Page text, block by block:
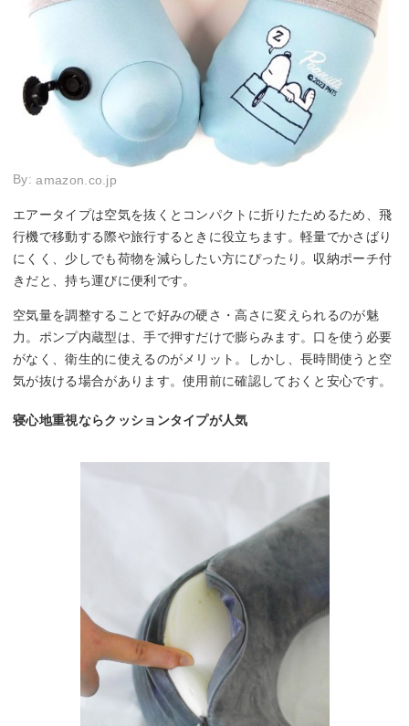
By:amazon.co.jp
エアータイプは空気を抜くとコンパクトに折りたためるため、飛
行機で移動する際や旅行するときに役立ちます。軽量でかさばり
にくく、少しでも荷物を減らしたい方にぴったり。収納ポーチ付
きだと、持ち運びに便利です。
空気量を調整することで好みの硬さ・高さに変えられるのが魅
力。ポンプ内蔵型は、手で押すだけで膨らみます。口を使う必要
がなく、衛生的に使えるのがメリット。しかし、長時間使うと空
気が抜ける場合があります。使用前に確認しておくと安心です。
寝心地重視ならクッションタイプが人気